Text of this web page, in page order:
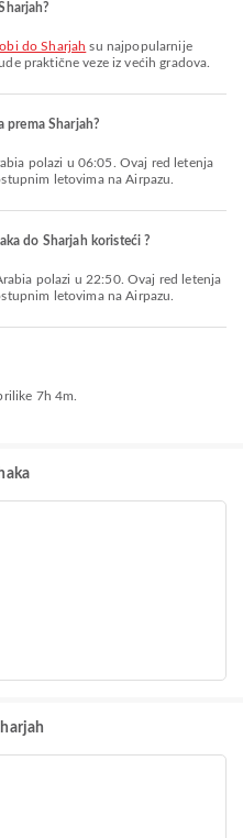
do Sharjah su najpopularnije
praktične veze iz većih gradova.
prema Sharjah?
letovima na Airpazu.
do Sharjah koristeći ?
letovima na Airpazu.
7h 4m.